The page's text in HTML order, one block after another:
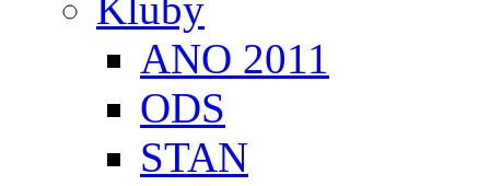
Kluby
ANO 2011
ODS
STAN